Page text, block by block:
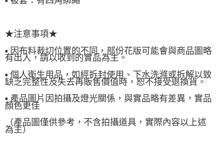
★注意事項★
▪ 因布料裁切位置的不同，部份花版可能會與商品圖略
有出入，請以收到的實品為主。
▪ 個人衛生用品，如經拆封使用、下水洗滌或拆解以致
缺乏完整性及失去再販售價值時，恕不接受退換貨。
▪ 產品圖片因拍攝及燈光關係，與實品略有差異，實品
顏色更佳
（產品圖僅供參考，不含拍攝道具，實際內容以上述
為主）